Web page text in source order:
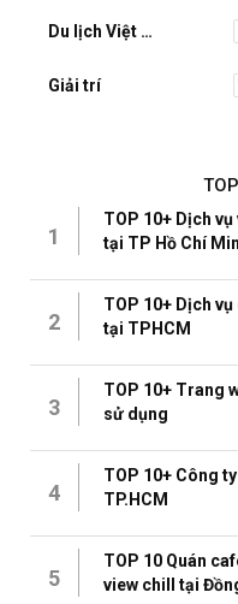
Du lịch Việt Nam
Giải trí
1
TOP 10+ Dịch
tại TP Hồ Chí
2
TOP 10+ Dịch
tại TPHCM
3
TOP 10+ Trang
sử dụng
4
TOP 10+ Công
TP.HCM
5
TOP 10 Quán
view chill tại